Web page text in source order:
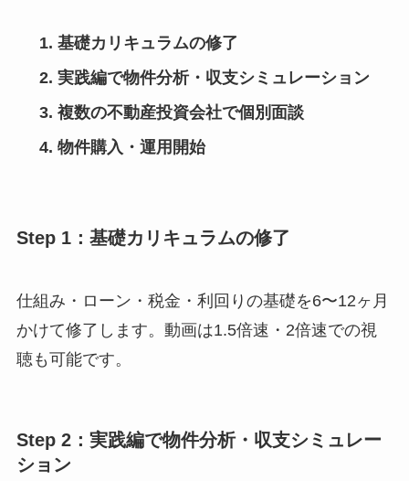
基礎カリキュラムの修了
実践編で物件分析・収支シミュレーション
複数の不動産投資会社で個別面談
物件購入・運用開始
Step 1：基礎カリキュラムの修了
仕組み・ローン・税金・利回りの基礎を6〜12ヶ月
かけて修了します。動画は1.5倍速・2倍速での視
聴も可能です。
Step 2：実践編で物件分析・収支シミュレー
ション